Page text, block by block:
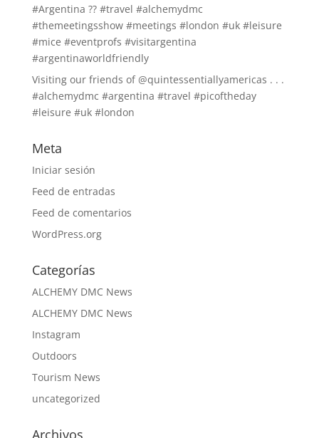
#Argentina ?? #travel #alchemydmc
#themeetingsshow #meetings #london #uk #leisure
#mice #eventprofs #visitargentina
#argentinaworldfriendly
Visiting our friends of @quintessentiallyamericas . . .
#alchemydmc #argentina #travel #picoftheday
#leisure #uk #london
Meta
Iniciar sesión
Feed de entradas
Feed de comentarios
WordPress.org
Categorías
ALCHEMY DMC News
ALCHEMY DMC News
Instagram
Outdoors
Tourism News
uncategorized
Archivos